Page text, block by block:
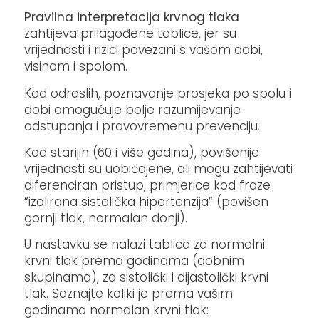
Pravilna interpretacija krvnog tlaka
zahtijeva prilagođene tablice, jer su
vrijednosti i rizici povezani s vašom dobi,
visinom i spolom.
Kod odraslih, poznavanje prosjeka po spolu i
dobi omogućuje bolje razumijevanje
odstupanja i pravovremenu prevenciju.
Kod starijih (60 i više godina), povišenije
vrijednosti su uobičajene, ali mogu zahtijevati
diferenciran pristup, primjerice kod fraze
“izolirana sistolička hipertenzija” (povišen
gornji tlak, normalan donji).
U nastavku se nalazi tablica za normalni
krvni tlak prema godinama (dobnim
skupinama), za sistolički i dijastolički krvni
tlak. Saznajte koliki je prema vašim
godinama normalan krvni tlak: